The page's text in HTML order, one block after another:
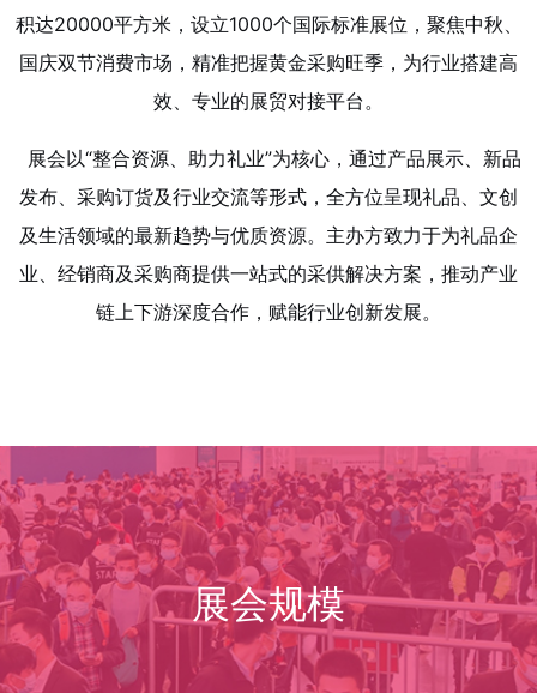
积达20000平方米，设立1000个国际标准展位，聚焦中秋、
国庆双节消费市场，精准把握黄金采购旺季，为行业搭建高
效、专业的展贸对接平台。
展会以“整合资源、助力礼业”为核心，通过产品展示、新品
发布、采购订货及行业交流等形式，全方位呈现礼品、文创
及生活领域的最新趋势与优质资源。主办方致力于为礼品企
业、经销商及采购商提供一站式的采供解决方案，推动产业
链上下游深度合作，赋能行业创新发展。
展会规模